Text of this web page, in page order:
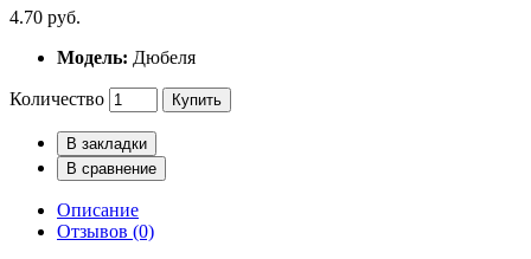
4.70 руб.
Модель: Дюбеля
Количество Купить
В закладки
В сравнение
Описание
Отзывов (0)